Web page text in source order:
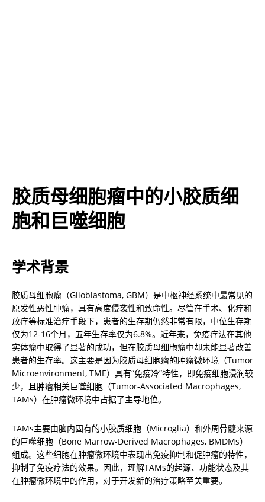
胶质母细胞瘤中的小胶质细
胞和巨噬细胞
学术背景
胶质母细胞瘤（Glioblastoma, GBM）是中枢神经系统中最常见的
原发性恶性肿瘤，具有高度侵袭性和致命性。尽管在手术、化疗和
放疗等标准治疗手段下，患者的生存期仍然非常有限，中位生存期
仅为12-16个月，五年生存率仅为6.8%。近年来，免疫疗法在其他
实体瘤中取得了显著的成功，但在胶质母细胞瘤中却未能显著改善
患者的生存率。这主要是因为胶质母细胞瘤的肿瘤微环境（Tumor
Microenvironment, TME）具有“免疫冷”特性，即免疫细胞浸润较
少，且肿瘤相关巨噬细胞（Tumor-Associated Macrophages,
TAMs）在肿瘤微环境中占据了主导地位。
TAMs主要由脑内固有的小胶质细胞（Microglia）和外周骨髓来源
的巨噬细胞（Bone Marrow-Derived Macrophages, BMDMs）
组成。这些细胞在肿瘤微环境中表现出免疫抑制和促肿瘤的特性，
抑制了免疫疗法的效果。因此，理解TAMs的起源、功能状态及其
在肿瘤微环境中的作用，对于开发新的治疗策略至关重要。